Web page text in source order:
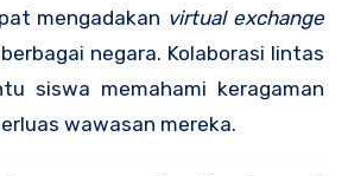
mengadakan virtual exchange
negara. Kolaborasi lintas
siswa memahami keragaman
wawasan mereka.